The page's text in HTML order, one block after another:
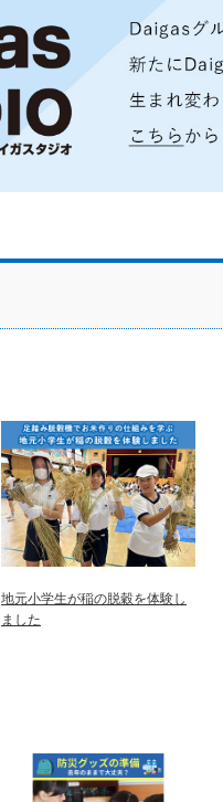
地元小学生が稲の脱穀を体験し
ました